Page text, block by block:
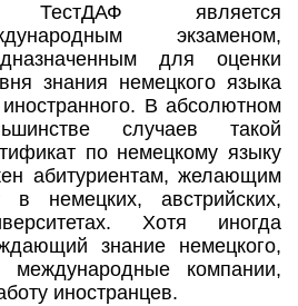
является
экзаменом,
для оценки
знания немецкого языка
иностранного. В абсолютном
случаев такой
по немецкому языку
абитуриентам, желающим
в немецких, австрийских,
Хотя иногда
знание немецкого,
международные компании,
иностранцев.